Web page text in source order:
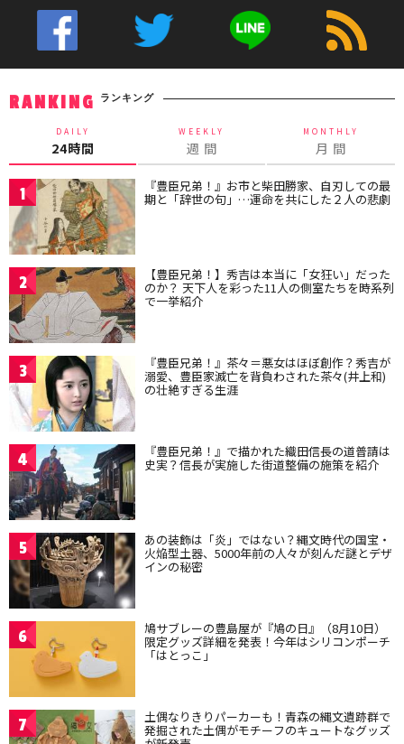
RANKING ランキング
DAILY
24時間
WEEKLY
週 間
MONTHLY
月 間
1 『豊臣兄弟！』お市と柴田勝家、自刃しての最
期と「辞世の句」…運命を共にした２人の悲劇
2 【豊臣兄弟！】秀吉は本当に「女狂い」だった
のか？ 天下人を彩った11人の側室たちを時系列
で一挙紹介
3 『豊臣兄弟！』茶々＝悪女はほぼ創作？秀吉が
溺愛、豊臣家滅亡を背負わされた茶々(井上和)
の壮絶すぎる生涯
4 『豊臣兄弟！』で描かれた織田信長の道普請は
史実？信長が実施した街道整備の施策を紹介
5 あの装飾は「炎」ではない？縄文時代の国宝・
火焔型土器、5000年前の人々が刻んだ謎とデザ
インの秘密
6 鳩サブレーの豊島屋が『鳩の日』（8月10日）
限定グッズ詳細を発表！今年はシリコンポーチ
「はとっこ」
7 土偶なりきりパーカーも！青森の縄文遺跡群で
発掘された土偶がモチーフのキュートなグッズ